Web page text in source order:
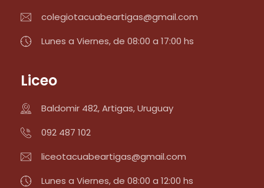
colegiotacuabeartigas@gmail.com
Lunes a Viernes, de 08:00 a 17:00 hs
Liceo
Baldomir 482, Artigas, Uruguay
092 487 102
liceotacuabeartigas@gmail.com
Lunes a Viernes, de 08:00 a 12:00 hs